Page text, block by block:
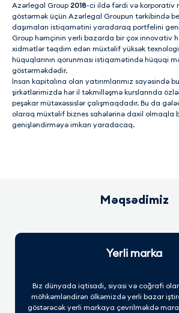
Azərlegal Group 2018-ci ildə fərdi və korporativ
göstərmək üçün Azərlegal Groupun tərkibində
daşımaları istiqamətini yaradaraq portfelini
Group həmçinin yerli bazarda bir çox innovativ
xidmətlər təqdim edən müxtəlif yüksək
hüquqlarının qorunması istiqamətində hüquqi
göstərməkdədir.
İnsan kapitalına olan yatırımlarımız sayəsində
şirkətlərimizdə hər il təkmilləşmə kurslarında
peşəkar mütəxəssislər çalışmaqdadır. Bu da
olaraq müxtəlif biznes sahələrinə daxil olmaqla
genişləndirməyə imkan yaradacaq.
Məqsədimiz
Yerli marka
Biz dünyada iqtisadi, siyasi və coğrafi
möhkəmləndirən ölkəmizdə yerli bazar
göstərəcək yerli markaya çevrilməkdə